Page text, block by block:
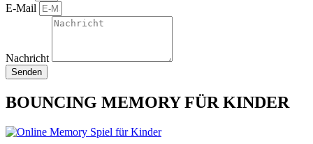
E-Mail
Nachricht
Senden
BOUNCING MEMORY FÜR KINDER